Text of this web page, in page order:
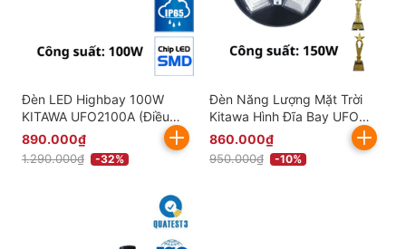
Đèn LED Highbay 100W
KITAWA UFO2100A (Điều
Chỉnh Công Suất Linh Hoạt)
890.000₫
1.290.000₫ -32%
Đèn Năng Lượng Mặt Trời
Kitawa Hình Đĩa Bay UFO
150W - UF1150
860.000₫
950.000₫ -10%